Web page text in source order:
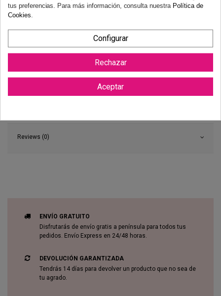
Reviews (0)
ENVÍO GRATUITO
Disfrutarás de envío gratis a península para todos tus
pedidos. Envío Express en 24/48 horas.
DEVOLUCIÓN GARANTIZADA
Tendrás 14 días para devolver un producto que no sea de
tu agrado.
tus preferencias. Para más información, consulta nuestra Política de
Cookies
Configurar
Rechazar
Aceptar